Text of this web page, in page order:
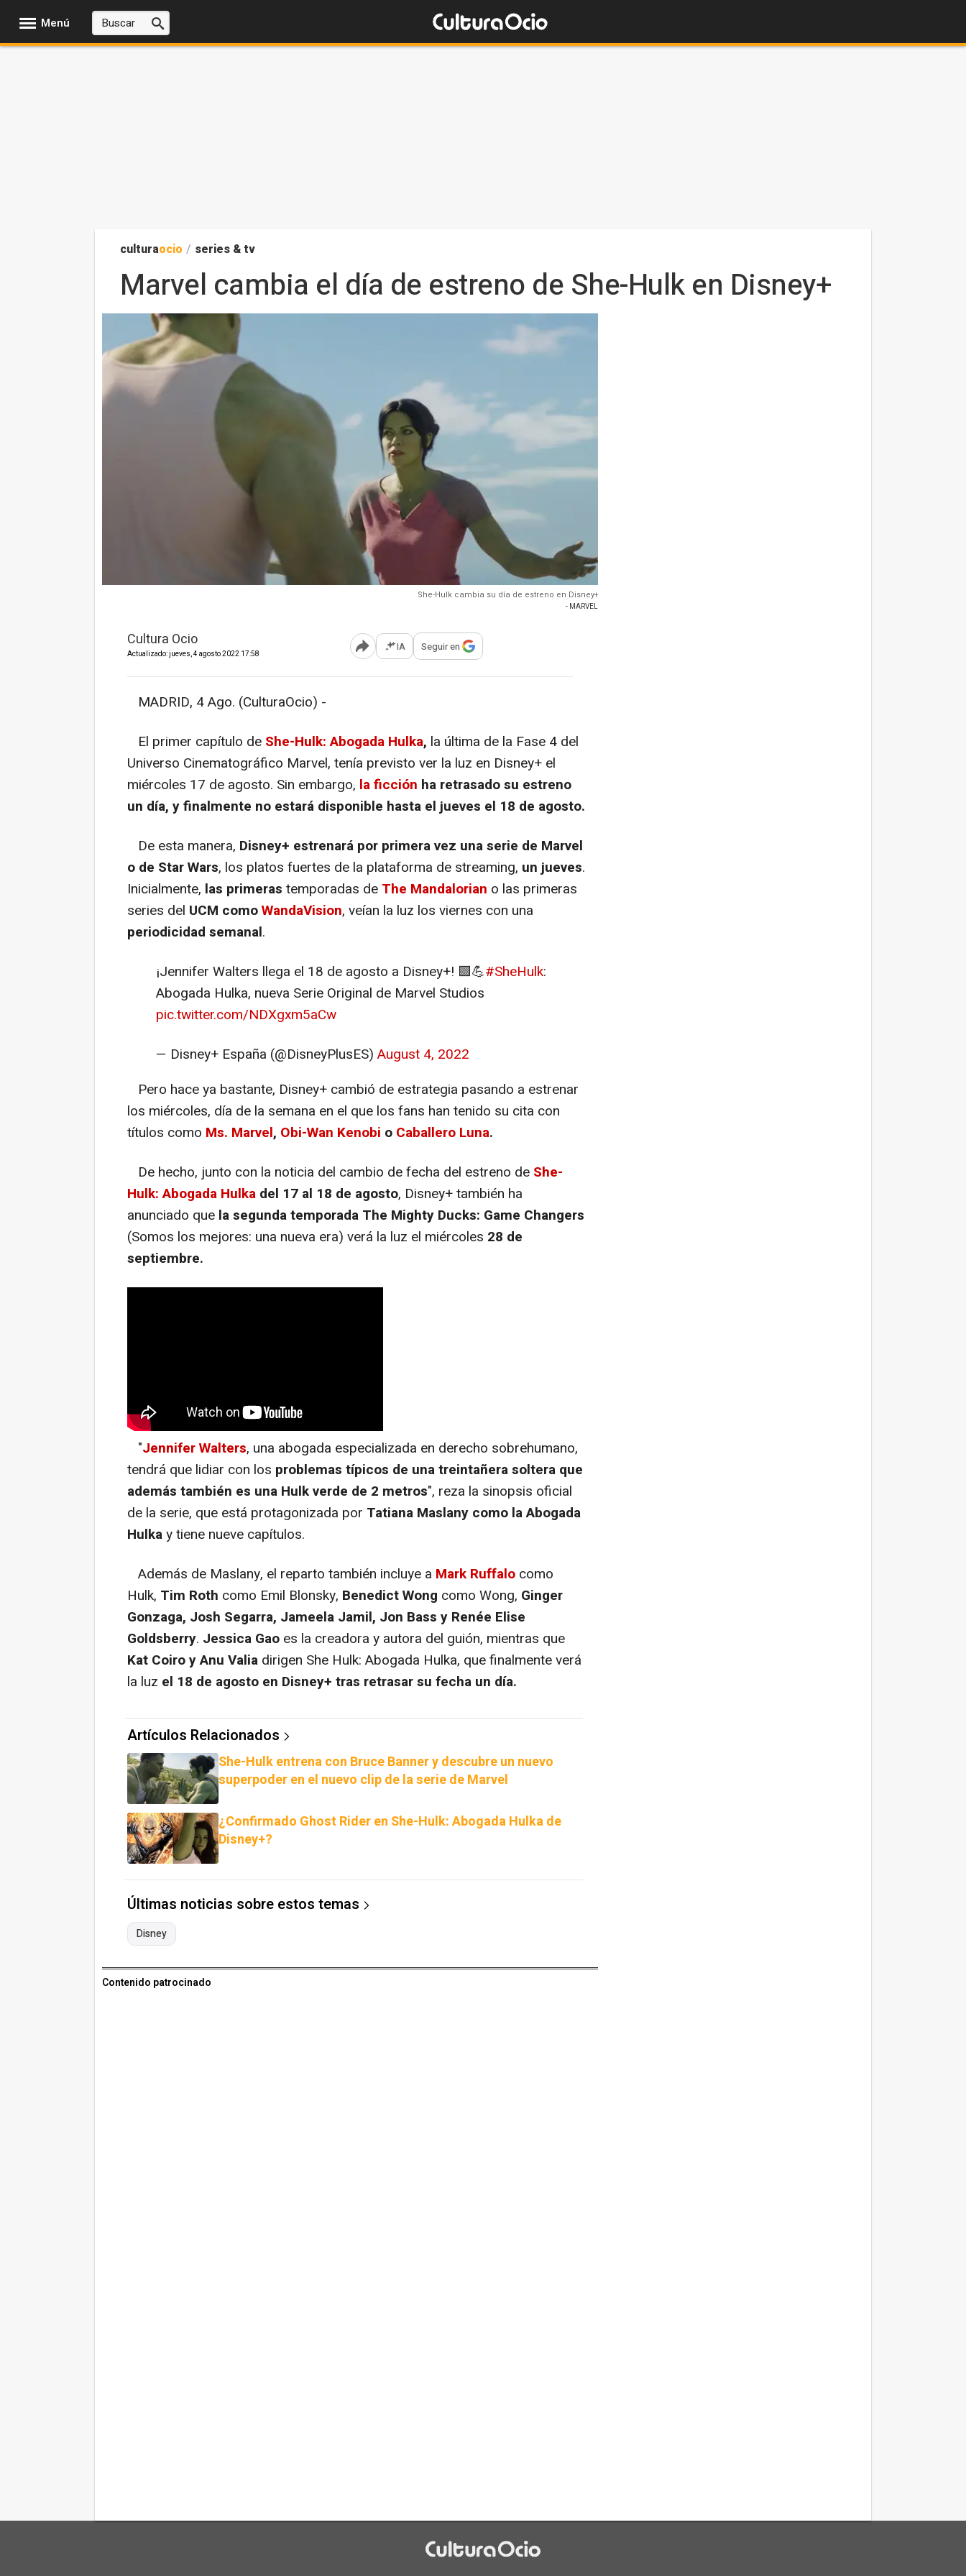
Menú
culturaocio / series & tv
Marvel cambia el día de estreno de She-Hulk en Disney+
She-Hulk cambia su día de estreno en Disney+
- MARVEL
Cultura Ocio
Actualizado: jueves, 4 agosto 2022 17:58 Abrir opciones para compartir
IA Seguir en
MADRID, 4 Ago. (CulturaOcio) -
El primer capítulo de She-Hulk: Abogada Hulka, la última de la Fase 4 del
Universo Cinematográfico Marvel, tenía previsto ver la luz en Disney+ el
miércoles 17 de agosto. Sin embargo, la ficción ha retrasado su estreno
un día, y finalmente no estará disponible hasta el jueves el 18 de agosto.
De esta manera, Disney+ estrenará por primera vez una serie de Marvel
o de Star Wars, los platos fuertes de la plataforma de streaming, un jueves.
Inicialmente, las primeras temporadas de The Mandalorian o las primeras
series del UCM comoWandaVision, veían la luz los viernes con una
periodicidad semanal.
¡Jennifer Walters llega el 18 de agosto a Disney+! 🟩💪#SheHulk:
Abogada Hulka, nueva Serie Original de Marvel Studios
pic.twitter.com/NDXgxm5aCw
— Disney+ España (@DisneyPlusES) August 4, 2022
Pero hace ya bastante, Disney+ cambió de estrategia pasando a estrenar
los miércoles, día de la semana en el que los fans han tenido su cita con
títulos como Ms. Marvel, Obi-Wan Kenobi o Caballero Luna.
De hecho, junto con la noticia del cambio de fecha del estreno de She-
Hulk: Abogada Hulka del 17 al 18 de agosto, Disney+ también ha
anunciado que la segunda temporada The Mighty Ducks: Game Changers
(Somos los mejores: una nueva era) verá la luz el miércoles 28 de
septiembre.
"Jennifer Walters, una abogada especializada en derecho sobrehumano,
tendrá que lidiar con los problemas típicos de una treintañera soltera que
además también es una Hulk verde de 2 metros", reza la sinopsis oficial
de la serie, que está protagonizada por Tatiana Maslany como la Abogada
Hulkay tiene nueve capítulos.
Además de Maslany, el reparto también incluye a Mark Ruffalo como
Hulk, Tim Roth como Emil Blonsky, Benedict Wong como Wong, Ginger
Gonzaga, Josh Segarra, Jameela Jamil, Jon Bass y Renée Elise
Goldsberry. Jessica Gao es la creadora y autora del guión, mientras que
Kat Coiro y Anu Valia dirigen She Hulk: Abogada Hulka, que finalmente verá
la luz el 18 de agosto en Disney+ tras retrasar su fecha un día.
Artículos Relacionados
She-Hulk entrena con Bruce Banner y descubre un nuevo
superpoder en el nuevo clip de la serie de Marvel
¿Confirmado Ghost Rider en She-Hulk: Abogada Hulka de
Disney+?
Últimas noticias sobre estos temas
Disney
Contenido patrocinado